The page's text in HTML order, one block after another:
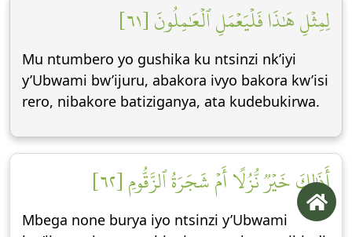
لِمِثۡلِ هَٰذَا فَلۡيَعۡمَلِ ٱلۡعَٰمِلُونَ [٦١]
Mu ntumbero yo gushika ku ntsinzi nk’iyi
y’Ubwami bw’ijuru, abakora ivyo bakora kw’isi
rero, nibakore batiziganya, ata kudebukirwa.
أَذَٰلِكَ خَيۡرٞ نُّزُلًا أَمۡ شَجَرَةُ ٱلزَّقُّومِ [٦٢]
Mbega none burya iyo ntsinzi y’Ubwami